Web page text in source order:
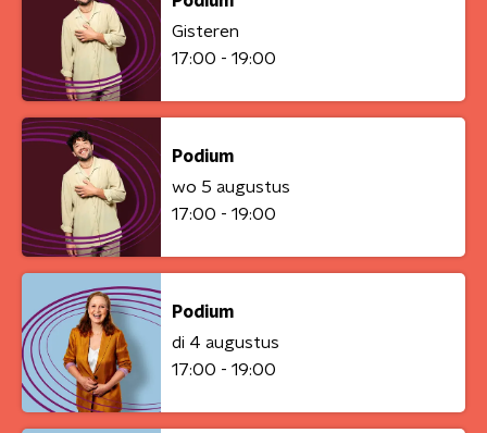
Gisteren
17:00 - 19:00
Podium
wo 5 augustus
17:00 - 19:00
Podium
di 4 augustus
17:00 - 19:00